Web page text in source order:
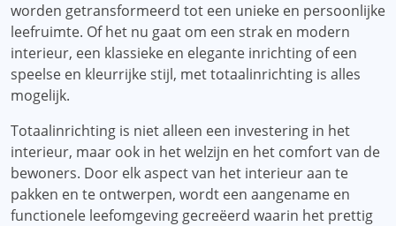
worden getransformeerd tot een unieke en persoonlijke
leefruimte. Of het nu gaat om een ​​strak en modern
interieur, een klassieke en elegante inrichting of een
speelse en kleurrijke stijl, met totaalinrichting is alles
mogelijk.
Totaalinrichting is niet alleen een investering in het
interieur, maar ook in het welzijn en het comfort van de
bewoners. Door elk aspect van het interieur aan te
pakken en te ontwerpen, wordt een aangename en
functionele leefomgeving gecreëerd waarin het prettig